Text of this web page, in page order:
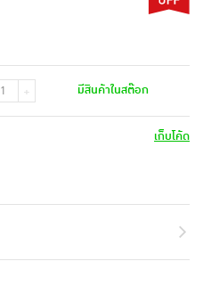
+ มีสินค้าในสต๊อก
เก็บโค้ด